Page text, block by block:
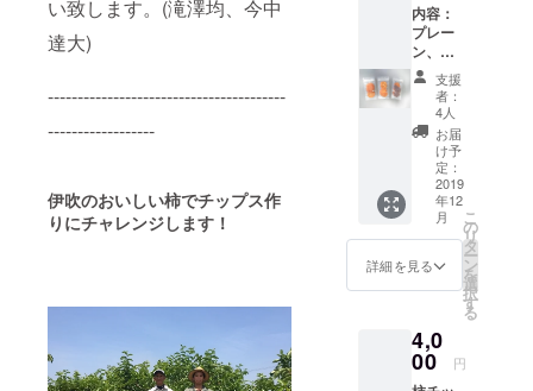
い致します。(滝澤均、今中
達大)
----------------------------------------
------------------
伊吹のおいしい柿でチップス作
りにチャレンジします！
皆さまに本
当に美味し
い、やわら
かい柿をお
届けしてい
内容：
プレー
ン、ソ
ルト、
チョコ
各1袋
（計3
袋） 内
容量：1
袋あた
り約40g
賞味期
限：製
造日か
ら180日
支援
者：
4人
お届
け予
定：
2019
年12
月
詳細を見る
こ
の
リ
タ
ー
ン
を
選
択
す
る
4,0
00 円